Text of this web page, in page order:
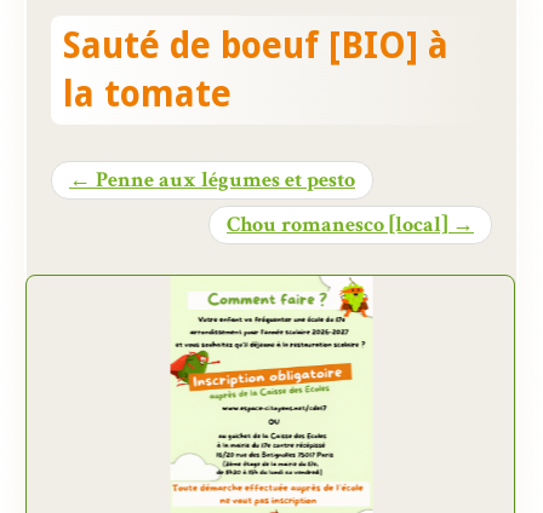
Evénements
Ateliers dans les écoles
Inscriptions et tarifs
Qualité
Recrutement
Nous contacter
Sauté de boeuf [BIO] à
la tomate
← Penne aux légumes et pesto
Chou romanesco [local] →